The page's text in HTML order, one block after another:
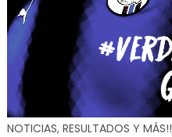
NOTICIAS, RESULTADOS Y MÁS!!